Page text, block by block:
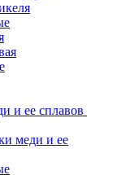
и ее сплавов
меди и ее